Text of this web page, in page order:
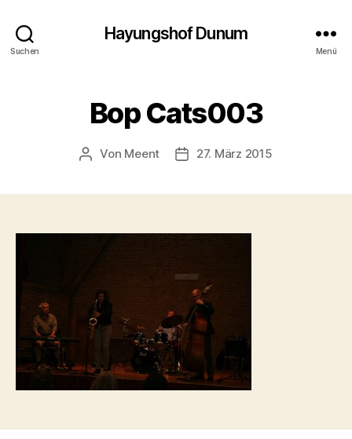
Suchen
Hayungshof Dunum
Menü
Bop Cats003
Beitragsautor
Von Meent Beitragsdatum
27. März 2015